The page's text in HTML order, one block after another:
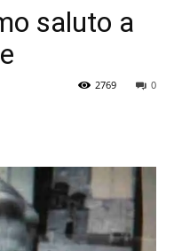
saluto a
0
2769